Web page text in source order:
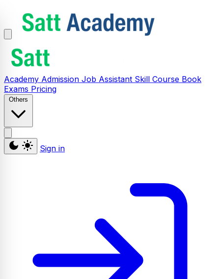
Academy Admission Job Assistant Skill Course Book
Exams Pricing
Others
Sign in